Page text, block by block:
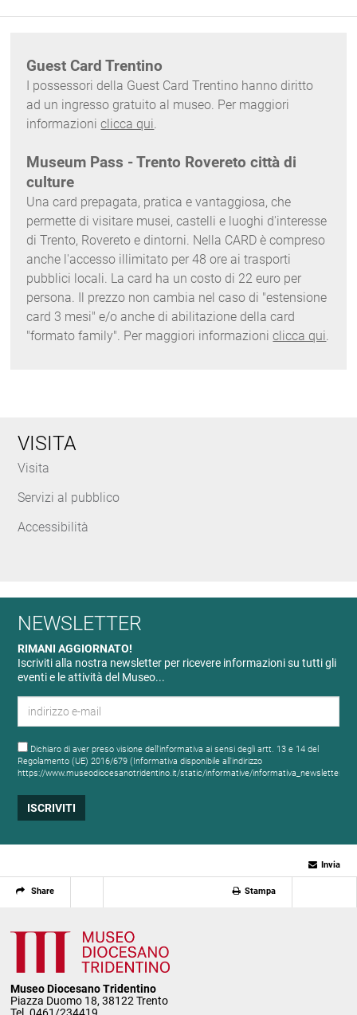
Guest Card Trentino
I possessori della Guest Card Trentino hanno diritto
ad un ingresso gratuito al museo. Per maggiori
informazioni clicca qui.
Museum Pass - Trento Rovereto città di
culture
Una card prepagata, pratica e vantaggiosa, che
permette di visitare musei, castelli e luoghi d'interesse
di Trento, Rovereto e dintorni. Nella CARD è compreso
anche l'accesso illimitato per 48 ore ai trasporti
pubblici locali. La card ha un costo di 22 euro per
persona. Il prezzo non cambia nel caso di "estensione
card 3 mesi" e/o anche di abilitazione della card
"formato family". Per maggiori informazioniclicca qui.
VISITA
Visita
Servizi al pubblico
Accessibilità
NEWSLETTER
RIMANI AGGIORNATO!
Iscriviti alla nostra newsletter per ricevere informazioni su tutti gli
eventi e le attività del Museo...
Dichiaro di aver preso visione dell'informativa ai sensi degli artt. 13 e 14 del
Regolamento (UE) 2016/679 (Informativa disponibile all'indirizzo
https://www.museodiocesanotridentino.it/static/informative/
Share
Invia
Stampa
Museo Diocesano Tridentino
Piazza Duomo 18, 38122 Trento